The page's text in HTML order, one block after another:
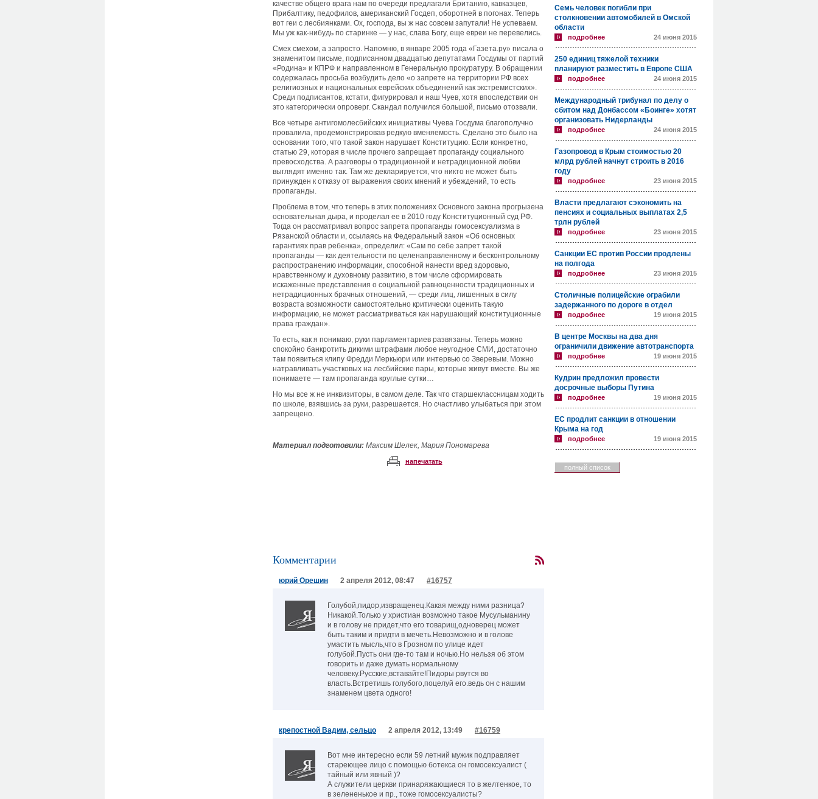
качестве общего врага нам по очереди предлагали Британию, кавказцев,
Прибалтику, педофилов, американский Госдеп, оборотней в погонах. Теперь
вот геи с лесбиянками. Ох, господа, вы ж нас совсем запутали! Не успеваем.
Мы уж как-нибудь по старинке — у нас, слава Богу, еще евреи не перевелись.
Смех смехом, а запросто. Напомню, в январе 2005 года «Газета.ру» писала о
знаменитом письме, подписанном двадцатью депутатами Госдумы от партий
«Родина» и КПРФ и направленном в Генеральную прокуратуру. В обращении
содержалась просьба возбудить дело «о запрете на территории РФ всех
религиозных и национальных еврейских объединений как экстремистских».
Среди подписантов, кстати, фигурировал и наш Чуев, хотя впоследствии он
это категорически опроверг. Скандал получился большой, письмо отозвали.
Все четыре антигомолесбийских инициативы Чуева Госдума благополучно
провалила, продемонстрировав редкую вменяемость. Сделано это было на
основании того, что такой закон нарушает Конституцию. Если конкретно,
статью 29, которая в числе прочего запрещает пропаганду социального
превосходства. А разговоры о традиционной и нетрадиционной любви
выглядят именно так. Там же декларируется, что никто не может быть
принужден к отказу от выражения своих мнений и убеждений, то есть
пропаганды.
Проблема в том, что теперь в этих положениях Основного закона прогрызена
основательная дыра, и проделал ее в 2010 году Конституционный суд РФ.
Тогда он рассматривал вопрос запрета пропаганды гомосексуализма в
Рязанской области и, ссылаясь на Федеральный закон «Об основных
гарантиях прав ребенка», определил: «Сам по себе запрет такой
пропаганды — как деятельности по целенаправленному и бесконтрольному
распространению информации, способной нанести вред здоровью,
нравственному и духовному развитию, в том числе сформировать
искаженные представления о социальной равноценности традиционных и
нетрадиционных брачных отношений, — среди лиц, лишенных в силу
возраста возможности самостоятельно критически оценить такую
информацию, не может рассматриваться как нарушающий конституционные
права граждан».
То есть, как я понимаю, руки парламентариев развязаны. Теперь можно
спокойно банкротить дикими штрафами любое неугодное СМИ, достаточно
там появиться клипу Фредди Меркьюри или интервью со Зверевым. Можно
натравливать участковых на лесбийские пары, которые живут вместе. Вы же
понимаете — там пропаганда круглые сутки…
Но мы все ж не инквизиторы, в самом деле. Так что старшеклассницам ходить
по школе, взявшись за руки, разрешается. Но счастливо улыбаться при этом
запрещено.
Материал подготовили: Максим Шелек, Мария Пономарева
напечатать
Комментарии
юрий Орешин 2 апреля 2012, 08:47 #16757
Голубой,пидор,извращенец.Какая между ними разница?
Никакой.Только у христиан возможно такое Мусульманину
и в голову не придет,что его товарищ,одноверец может
быть таким и придти в мечеть.Невозможно и в голове
умастить мысль,что в Грозном по улице идет
голубой.Пусть они где-то там и ночью.Но нельзя об этом
говорить и даже думать нормальному
человеку.Русские,вставайте!Пидоры рвутся во
власть.Встретишь голубого,поцелуй его.ведь он с нашим
знаменем цвета одного!
крепостной Вадим, сельцо 2 апреля 2012, 13:49 #16759
Вот мне интересно если 59 летний мужик подправляет
стареющее лицо с помощью ботекса он гомосексуалист (
тайный или явный )?
А служители церкви принаряжающиеся то в желтенкое, то
в зелененькое и пр., тоже гомосексуалисты?
Семь человек погибли при
столкновении автомобилей в Омской
области
подробнее 24 июня 2015
250 единиц тяжелой техники
планируют разместить в Европе США
подробнее 24 июня 2015
Международный трибунал по делу о
сбитом над Донбассом «Боинге» хотят
организовать Нидерланды
подробнее 24 июня 2015
Газопровод в Крым стоимостью 20
млрд рублей начнут строить в 2016
году
подробнее 23 июня 2015
Власти предлагают сэкономить на
пенсиях и социальных выплатах 2,5
трлн рублей
подробнее 23 июня 2015
Санкции ЕС против России продлены
на полгода
подробнее 23 июня 2015
Столичные полицейские ограбили
задержанного по дороге в отдел
подробнее 19 июня 2015
В центре Москвы на два дня
ограничили движение автотранспорта
подробнее 19 июня 2015
Кудрин предложил провести
досрочные выборы Путина
подробнее 19 июня 2015
ЕС продлит санкции в отношении
Крыма на год
подробнее 19 июня 2015
полный список